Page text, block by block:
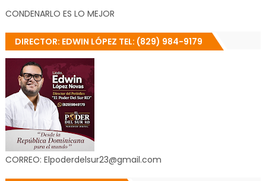
CONDENARLO ES LO MEJOR
DIRECTOR: EDWIN LÓPEZ TEL: (829) 984-9179
CORREO: Elpoderdelsur23@gmail.com